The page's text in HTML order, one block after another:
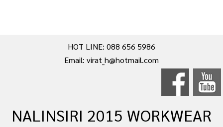
HOT LINE: 088 656 5986
Email: virat_h@hotmail.com
NALINSIRI 2015 WORKWEAR